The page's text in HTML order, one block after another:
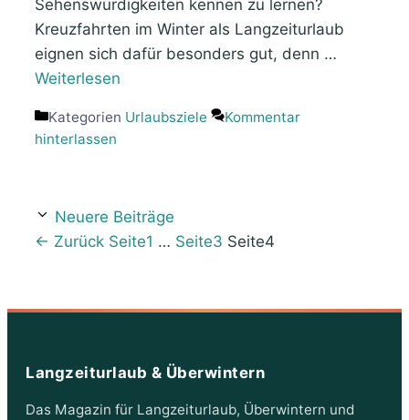
Sehenswürdigkeiten kennen zu lernen?
Kreuzfahrten im Winter als Langzeiturlaub
eignen sich dafür besonders gut, denn …
Weiterlesen
Kategorien Urlaubsziele
Kommentar
hinterlassen
Neuere Beiträge
← Zurück Seite1 … Seite3 Seite4
Langzeiturlaub & Überwintern
Das Magazin für Langzeiturlaub, Überwintern und